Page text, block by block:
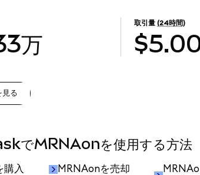
万
取引量 (24時間)
見る
でMRNAonを使用する方法
購入 MRNAonを売却